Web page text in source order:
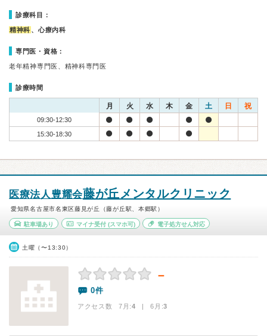
診療科目：
精神科 、心療内科
専門医・資格：
老年精神専門医、精神科専門医
診療時間
月 火 水 木 金 土 日 祝
09:30-12:30
15:30-18:30
医療法人豊耀会藤が丘メンタルクリニック
愛知県名古屋市名東区藤見が丘（藤が丘駅、本郷駅）
駐車場あり マイナ受付(スマホ可) 電子処方せん対応
土曜（〜13:30）
－
0件
アクセス数 7月:4 | 6月:3